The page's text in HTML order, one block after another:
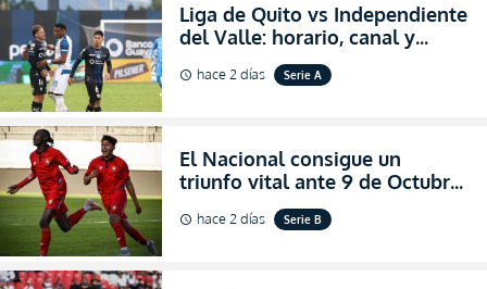
Liga de Quito vs Independiente
del Valle: horario, canal y
dónde ver EN VIVO el
partidazo por la fecha 24 de la
schedule hace 2 días Serie A
El Nacional consigue un
triunfo vital ante 9 de Octubre
para encender la fe en la
salvación
schedule hace 2 días Serie B